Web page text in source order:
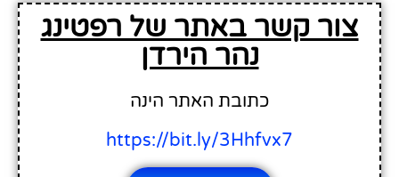
צור קשר באתר של רפטינג
נהר הירדן
כתובת האתר הינה
https://bit.ly/3Hhfvx7